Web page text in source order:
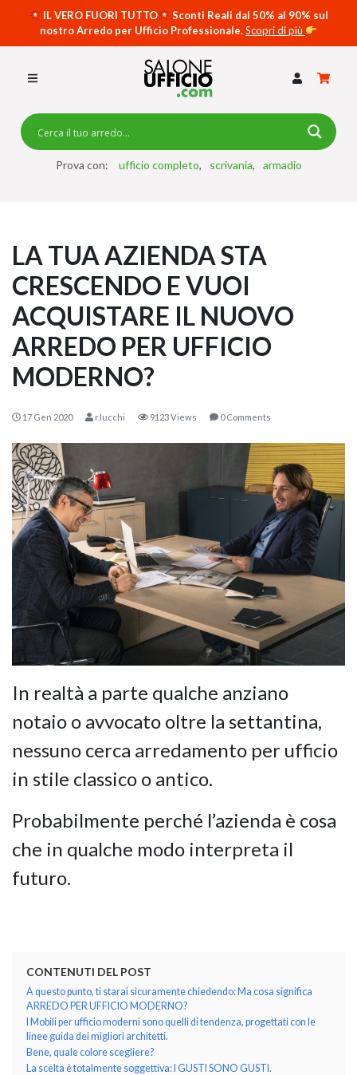
IL VERO FUORI TUTTO
Sconti Reali dal 50% al 90% sul
nostro Arredo per Ufficio Professionale.Scopri di più
Prova con: ufficio completo scrivania armadio
SWING 7020 –
KOROS –
TWIST –
SCRIVANIE SPECIAL DESK
CASSETTIERE
RECEPTION
TAVOLI RIUNIONE
ACCESSORI
LA TUA AZIENDA STA
CRESCENDO E VUOI
ACQUISTARE IL NUOVO
ARREDO PER UFFICIO
MODERNO?
17 Gen 2020 r.lucchi 9123 Views 0 Comments
In realtà a parte qualche anziano
notaio o avvocato oltre la settantina,
nessuno cerca arredamento per ufficio
in stile classico o antico.
Probabilmente perché l’azienda è cosa
che in qualche modo interpreta il
futuro.
CONTENUTI DEL POST
A questo punto, ti starai sicuramente chiedendo: Ma cosa significa
ARREDO PER UFFICIO MODERNO?
I Mobili per ufficio moderni sono quelli di tendenza, progettati con le
linee guida dei migliori architetti.
Bene, quale colore scegliere?
La scelta è totalmente soggettiva: I GUSTI SONO GUSTI.